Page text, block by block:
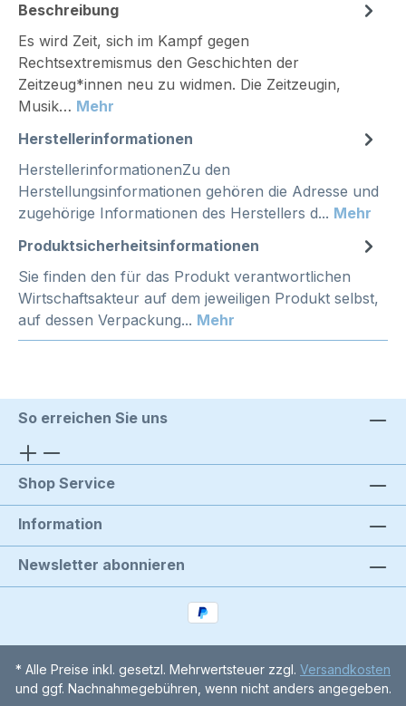
Beschreibung
Es wird Zeit, sich im Kampf gegen
Rechtsextremismus den Geschichten der
Zeitzeug*innen neu zu widmen. Die Zeitzeugin,
Musik… Mehr
Herstellerinformationen
HerstellerinformationenZu den
Herstellungsinformationen gehören die Adresse und
zugehörige Informationen des Herstellers d... Mehr
Produktsicherheitsinformationen
Sie finden den für das Produkt verantwortlichen
Wirtschaftsakteur auf dem jeweiligen Produkt selbst,
auf dessen Verpackung... Mehr
So erreichen Sie uns
Shop Service
Information
Newsletter abonnieren
* Alle Preise inkl. gesetzl. Mehrwertsteuer zzgl. Versandkosten
und ggf. Nachnahmegebühren, wenn nicht anders angegeben.